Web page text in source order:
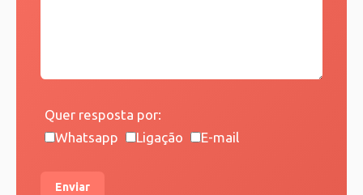
Quer resposta por:
Whatsapp
Ligação E-mail
Enviar